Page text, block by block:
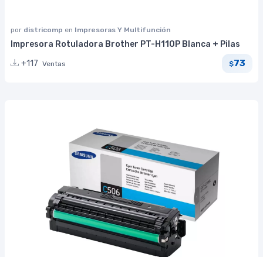
por districomp en Impresoras Y Multifunción
Impresora Rotuladora Brother PT-H110P Blanca + Pilas
+117 Ventas $73